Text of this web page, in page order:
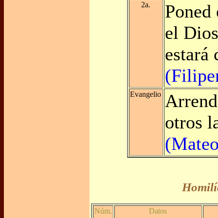
2a.
el
estará
Evangelio
otros
Núm. Datos